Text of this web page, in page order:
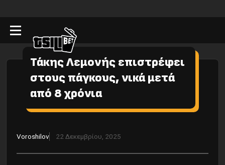
Τάκης Λεμονής επιστρέφει
στους πάγκους, νικά μετά
από 8 χρόνια
Voroshilov 22 Δεκεμβρίου, 2025